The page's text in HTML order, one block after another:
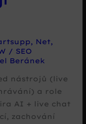
, Net,
/ SEO
Beránek
nástrojů (live
a role
AI + live chat
zachování